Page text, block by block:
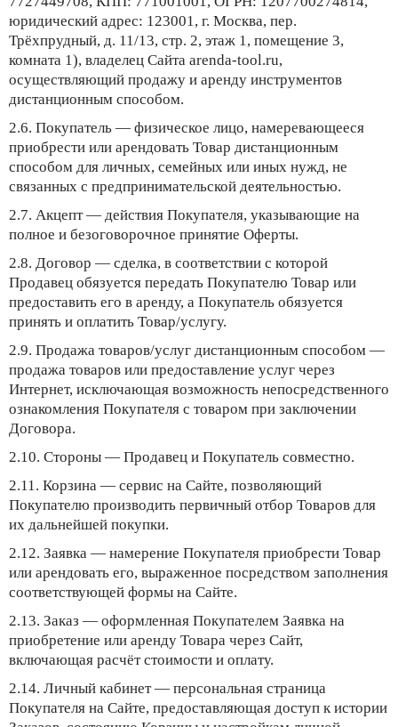
юридический адрес: 123001, г. Москва, пер.
Трёхпрудный, д. 11/13, стр. 2, этаж 1, помещение 3,
комната 1), владелец Сайта arenda-tool.ru,
осуществляющий продажу и аренду инструментов
дистанционным способом.
2.6. Покупатель — физическое лицо, намеревающееся
приобрести или арендовать Товар дистанционным
способом для личных, семейных или иных нужд, не
связанных с предпринимательской деятельностью.
2.7. Акцепт— действия Покупателя, указывающие на
полное и безоговорочное принятие Оферты.
2.8. Договор — сделка, в соответствии с которой
Продавец обязуется передать Покупателю Товар или
предоставить его в аренду, а Покупатель обязуется
принять и оплатить Товар/услугу.
2.9. Продажа товаров/услуг дистанционным способом —
продажа товаров или предоставление услуг через
Интернет, исключающая возможность непосредственного
ознакомления Покупателя с товаром при заключении
Договора.
2.10. Стороны — Продавец и Покупатель совместно.
2.11. Корзина — сервис на Сайте, позволяющий
Покупателю производить первичный отбор Товаров для
их дальнейшей покупки.
2.12. Заявка — намерение Покупателя приобрести Товар
или арендовать его, выраженное посредством заполнения
соответствующей формы на Сайте.
2.13. Заказ — оформленная Покупателем Заявка на
приобретение или аренду Товара через Сайт,
включающая расчёт стоимости и оплату.
2.14. Личный кабинет— персональная страница
Покупателя на Сайте, предоставляющая доступ к истории